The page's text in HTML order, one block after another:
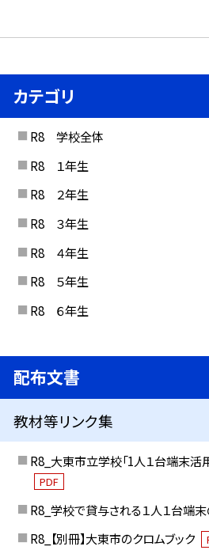
カテゴリ
R8 学校全体
R8 １年生
R8 ２年生
R8 ３年生
R8 ４年生
R8 ５年生
R8 ６年生
配布文書
教材等リンク集
R8_大東市立学校「1人１台端末活
PDF
R8_学校で貸与される１人１台端
R8_【別冊】大東市のクロムブック